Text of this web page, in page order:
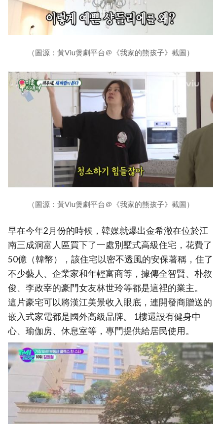
（圖源：黃Viu煲劇平台＠《我家的熊孩子》截圖）
（圖源：黃Viu煲劇平台＠《我家的熊孩子》截圖）
早在今年2月份的時候，韓媒就爆出金希澈在位於江
南三成洞富人區買下了一處別墅式高級住宅，花費了
50億（韓幣），該住宅以密不透風的安保著稱，住了
不少藝人、企業家和年輕富商等，據傳全智賢、朴敘
俊、李政宰的豪門女友林世玲等都是這裡的業主。
這片豪宅可以將漢江美景收入眼底，連開發商贈送的
嵌入式家電都是國外高級品牌。 1樓還設有健身中
心、瑜伽房、休息室等，專門提供給居民使用。